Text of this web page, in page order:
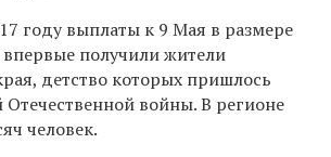
году выплаты к 9 Мая в размере
получили жители
детство которых пришлось
войны. В регионе
человек.